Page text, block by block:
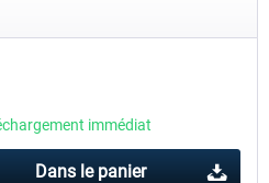
immédiat
Dans le panier